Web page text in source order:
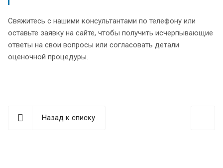
Свяжитесь с нашими консультантами по телефону или
оставьте заявку на сайте, чтобы получить исчерпывающие
ответы на свои вопросы или согласовать детали
оценочной процедуры.
Назад к списку